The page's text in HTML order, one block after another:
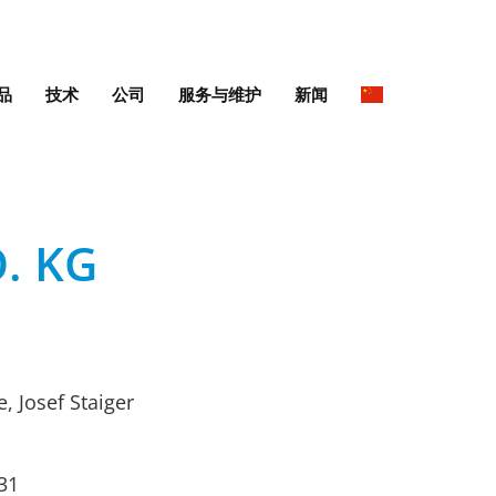
技术 公司 服务与维护 新闻
KG
Josef Staiger